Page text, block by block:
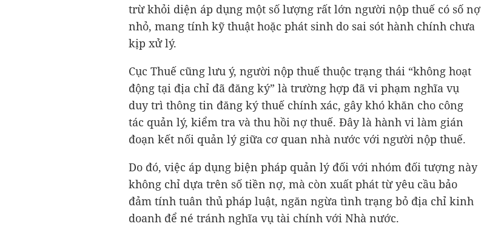
trừ khỏi diện áp dụng một số lượng rất lớn người nộp thuế có số nợ
nhỏ, mang tính kỹ thuật hoặc phát sinh do sai sót hành chính chưa
kịp xử lý.
Cục Thuế cũng lưu ý, người nộp thuế thuộc trạng thái “không hoạt
động tại địa chỉ đã đăng ký” là trường hợp đã vi phạm nghĩa vụ
duy trì thông tin đăng ký thuế chính xác, gây khó khăn cho công
tác quản lý, kiểm tra và thu hồi nợ thuế. Đây là hành vi làm gián
đoạn kết nối quản lý giữa cơ quan nhà nước với người nộp thuế.
Do đó, việc áp dụng biện pháp quản lý đối với nhóm đối tượng này
không chỉ dựa trên số tiền nợ, mà còn xuất phát từ yêu cầu bảo
đảm tính tuân thủ pháp luật, ngăn ngừa tình trạng bỏ địa chỉ kinh
doanh để né tránh nghĩa vụ tài chính với Nhà nước.